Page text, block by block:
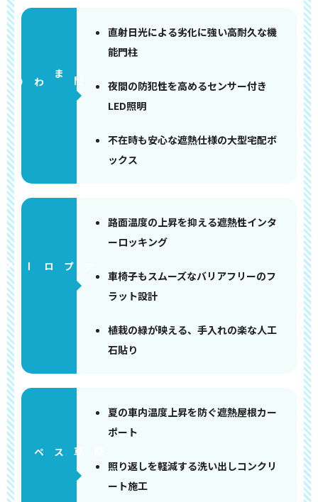
門まわり
直射日光による劣化に強い高耐久な機
能門柱
夜間の防犯性を高めるセンサー付き
LED照明
不在時も安心な遮熱仕様の大型宅配ボ
ックス
アプローチ
路面温度の上昇を抑える遮熱性インタ
ーロッキング
車椅子もスムーズなバリアフリーのフ
ラット設計
植栽の緑が映える、手入れの楽な人工
石貼り
夏の車内温度上昇を防ぐ遮熱屋根カー
ポート
照り返しを軽減する洗い出しコンクリ
ート施工